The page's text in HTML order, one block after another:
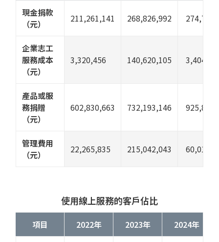
現金捐款
（元）
211,261,141 268,826,992
企業志工
服務成本
（元）
3,320,456 140,620,105
產品或服
務捐贈
（元）
602,830,663 732,193,146
管理費用
（元）
22,265,835 215,042,043
使用線上服務的客戶佔比
項目 2022年 2023年 2024年